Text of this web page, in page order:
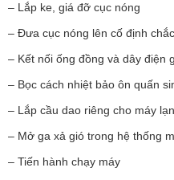
– Lắp ke, giá đỡ cục nóng
– Đưa cục nóng lên cố định
– Kết nối ống đồng và dây điện
– Bọc cách nhiệt bảo ôn quấn
– Lắp cầu dao riêng cho máy
– Mở ga xả gió trong hệ thống
– Tiến hành chạy máy